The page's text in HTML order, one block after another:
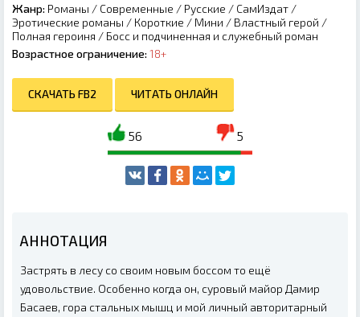
Жанр: Романы / Современные / Русские / СамИздат /
Эротические романы / Короткие / Мини / Властный герой /
Полная героиня / Босс и подчиненная и служебный роман
Возрастное ограничение: 18+
СКАЧАТЬ FB2 ЧИТАТЬ ОНЛАЙН
56 5
АННОТАЦИЯ
Застрять в лесу со своим новым боссом то ещё
удовольствие. Особенно когда он, суровый майор Дамир
Басаев, гора стальных мышц и мой личный авторитарный